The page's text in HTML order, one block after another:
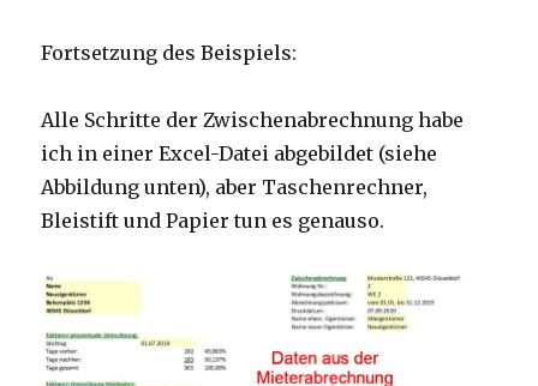
Fortsetzung des Beispiels:
Alle Schritte der Zwischenabrechnung habe
ich in einer Excel-Datei abgebildet (siehe
Abbildung unten), aber Taschenrechner,
Bleistift und Papier tun es genauso.